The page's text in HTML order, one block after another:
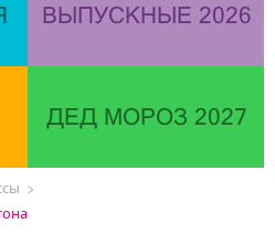
ВЫПУСКНЫЕ 2026
ДЕД МОРОЗ 2027